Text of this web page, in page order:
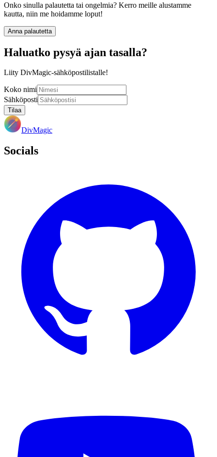
Onko sinulla palautetta tai ongelmia? Kerro meille alustamme
kautta, niin me hoidamme loput!
Anna palautetta
Haluatko pysyä ajan tasalla?
Liity DivMagic-sähköpostilistalle!
Koko nimi
Sähköposti
Tilaa
DivMagic
Socials